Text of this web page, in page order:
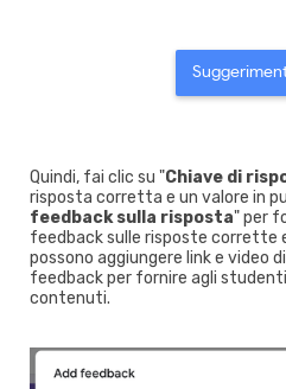
Quindi, fai clic su "Chiave di
risposta corretta e un valore in
feedback sulla risposta" per
feedback sulle risposte corrette
possono aggiungere link e video
feedback per fornire agli
contenuti.